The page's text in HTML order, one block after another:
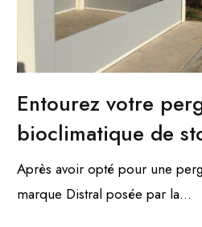
Entourez votre
bioclimatique de
Après avoir opté pour une
marque Distral posée par la...